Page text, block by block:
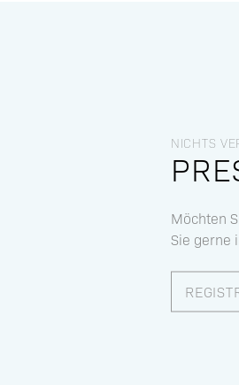
NICHTS
Möchten
Sie gerne